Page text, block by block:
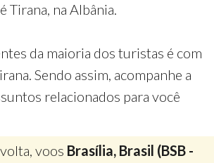
Tirana, na Albânia.
da maioria dos turistas é com
Sendo assim, acompanhe a
relacionados para você
voos Brasília, Brasil (BSB -